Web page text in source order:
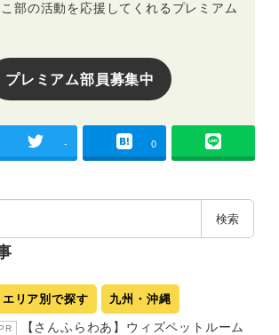
部の活動を応援してくれるプレミアム
プレミアム部員募集中
- 0
検索
エリア別で探す 九州・沖縄
【さんふらわあ】ウィズペットルーム